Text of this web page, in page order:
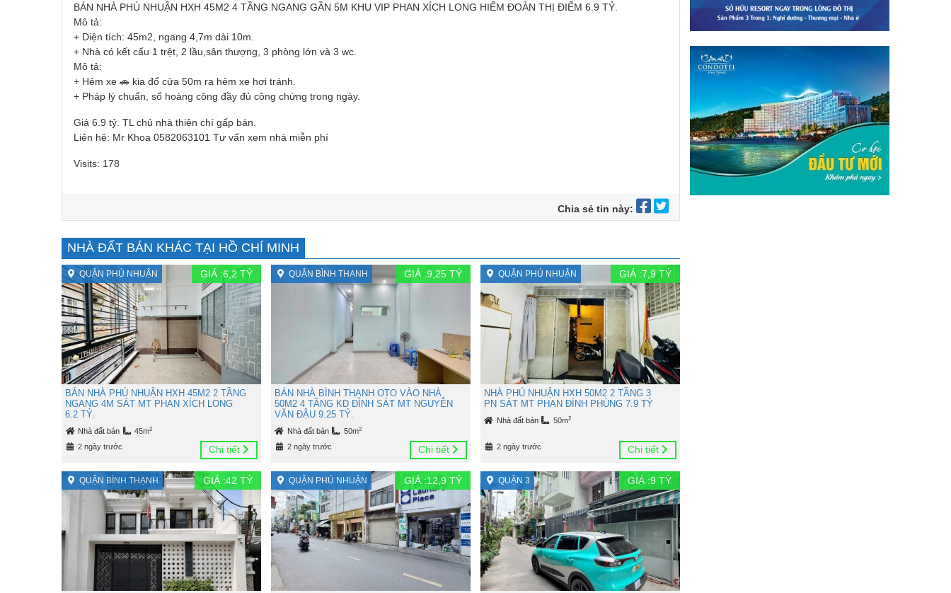
BÁN NHÀ PHÚ NHUẬN HXH 45M2 4 TẦNG NGANG GẦN 5M KHU VIP PHAN XÍCH LONG HIẾM ĐOÀN THỊ ĐIỂM 6.9 TỶ.
Mô tả:
+ Diện tích: 45m2, ngang 4,7m dài 10m.
+ Nhà có kết cấu 1 trệt, 2 lầu,sân thượng, 3 phòng lớn và 3 wc.
Mô tả:
+ Hẻm xe 🚗 kia đổ cửa 50m ra hẻm xe hơi tránh.
+ Pháp lý chuẩn, sổ hoàng công đầy đủ công chứng trong ngày.
Giá 6.9 tỷ. TL chủ nhà thiện chí gấp bán.
Liên hệ: Mr Khoa 0582063101 Tư vấn xem nhà miễn phí
Visits: 178
Chia sẻ tin này:
NHÀ ĐẤT BÁN KHÁC TẠI HỒ CHÍ MINH
QUẬN PHÚ NHUẬN GIÁ :6,2 TỶ
BÁN NHÀ PHÚ NHUẬN HXH 45M2 2 TẦNG
NGANG 4M SÁT MT PHAN XÍCH LONG
6.2 TỶ.
Nhà đất bán 45m2
2 ngày trước Chi tiết
QUẬN BÌNH THẠNH GIÁ :9,25TỶ
BÁN NHÀ BÌNH THẠNH OTO VÀO NHÀ
50M2 4 TẦNG KD ĐỈNH SÁT MT NGUYỄN
VĂN ĐẬU 9.25 TỶ.
Nhà đất bán 50m2
2 ngày trước Chi tiết
QUẬN PHÚ NHUẬN GIÁ :7,9TỶ
NHÀ PHÚ NHUẬN HXH 50M2 2 TẦNG 3
PN SÁT MT PHAN ĐÌNH PHÙNG 7.9 TỶ
Nhà đất bán 50m2
2 ngày trước Chi tiết
QUẬN BÌNH THẠNH GIÁ :42 TỶ QUẬN PHÚ NHUẬN GIÁ :12,9 TỶ QUẬN 3 GIÁ :9TỶ